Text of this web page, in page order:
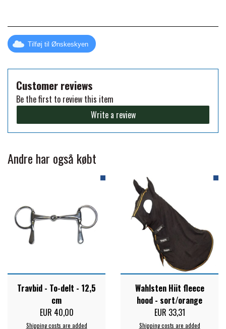
PREMIER EQUINE SADLER
PREMIER EQUINE SADELUNDERLAG
PREMIER EQUINE PADS
PREMIER EQUINE BENBESKYTTELSE
PREMIER EQUINE TRANSPORT
BESKYTTELSE
PREMIER EQUINE KØLETERAPI
PREMIER EQUINE GROOMING & STALD
PREMIER EQUINE RYTTER
GP TACK
HAPPY MOUTH
HEVARI
KÄLLQUIST EQUESTIAN
LEMIEUX
MUSTAD
Tilføj til Ønskeskyen
Customer reviews
Be the first to review this item
Write a review
Andre har også købt
Travbid - To-delt - 12,5
cm
EUR 40,00
Shipping costs are added
Wahlsten Hiit fleece
hood - sort/orange
EUR 33,31
Shipping costs are added